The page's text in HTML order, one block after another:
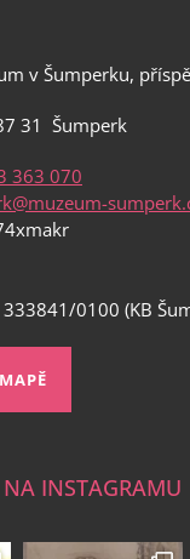
v Šumperku,
31 Šumperk
363 070
0100 (KB
NA INSTAGRAMU